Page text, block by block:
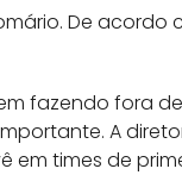
De acordo
fazendo fora
A
times de